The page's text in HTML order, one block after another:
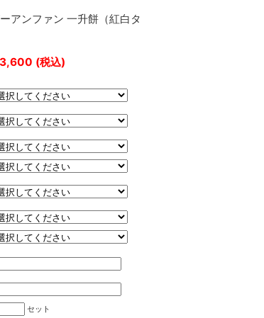
アンファン 一升餅（紅白タ
(税込)
セット